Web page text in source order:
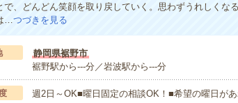
で、どんどん笑顔を取り戻していく。思わずうれしくな
… つづきを見る
静岡県裾野市
裾野駅から---分／岩波駅から---分
週2日～OK■曜日固定の相談OK！■希望の曜日が